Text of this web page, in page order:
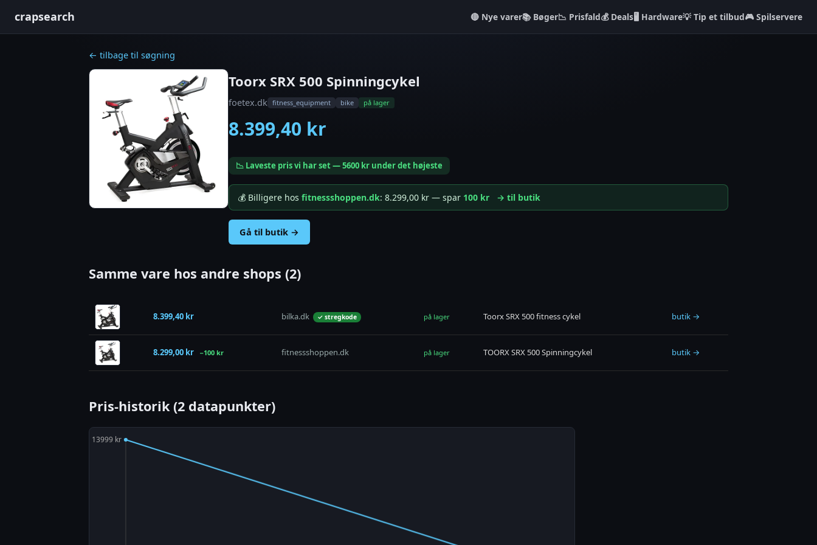
crapsearch Nye varer📚 Bøger📉 Prisfald💰 Deals🖥️ Hardware💡 Tip et tilbud🎮 Spilservere
← tilbage til søgning
Toorx SRX 500 Spinningcykel
foetex.dk fitness_equipment bike på lager
8.399,40 kr
📉 Laveste pris vi har set — 5600 kr under det højeste
💰 Billigere hos fitnessshoppen.dk: 8.299,00 kr — spar 100 kr → til butik
Gå til butik →
Samme vare hos andre shops (2)
8.399,40 kr bilka.dk ✓ stregkode på lager Toorx SRX 500 fitness cykel butik →
8.299,00 kr −100 kr fitnessshoppen.dk på lager TOORX SRX 500 Spinningcykel butik →
Pris-historik (2 datapunkter)